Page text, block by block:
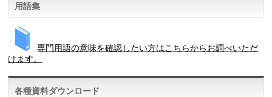
用語集
専門用語の意味を確認したい方はこちらからお調べいただ
けます。
各種資料ダウンロード